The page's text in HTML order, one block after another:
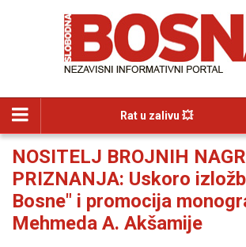
Rat u zalivu 💥
NOSITELJ BROJNIH
PRIZNANJA: Uskoro
Bosne" i promocija
Mehmeda A. Akšamije